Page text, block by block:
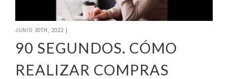
JUNIO 30TH, 2022
90 SEGUNDOS. CÓMO
REALIZAR COMPRAS